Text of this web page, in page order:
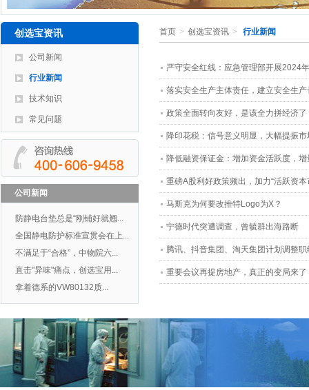
创选宝资讯
公司新闻
行业新闻
技术知识
常见问题
公司新闻
防静电台垫总是“刚铺好就翘...
全国静电防护标准宣贯会在上...
不满足于“合格”，中物院六...
直击"异味"痛点，创选宝用...
拿着德系的VW80132质...
首页 > 创选宝资讯 > 行业新闻
严守安全红线：应急管理部开展2024
落实安全生产主体责任，建立安全生
政策全面转向友好，是该全力拼经济了‍‍‍‍‍‍‍‍‍‍‍‍‍‍‍‍‍‍‍‍‍‍‍‍
降印花税：信号意义明显，大幅提振
降低融资保证金：增加资金活跃度，
重磅A股利好政策频出，加力“活跃资本
马斯克为何要改推特Logo为X？
宁德时代突遭调查，曾毓群出海路断
腾讯、抖音集团、淘天集团计划调整
重要会议再提房地产，真正的变局来了